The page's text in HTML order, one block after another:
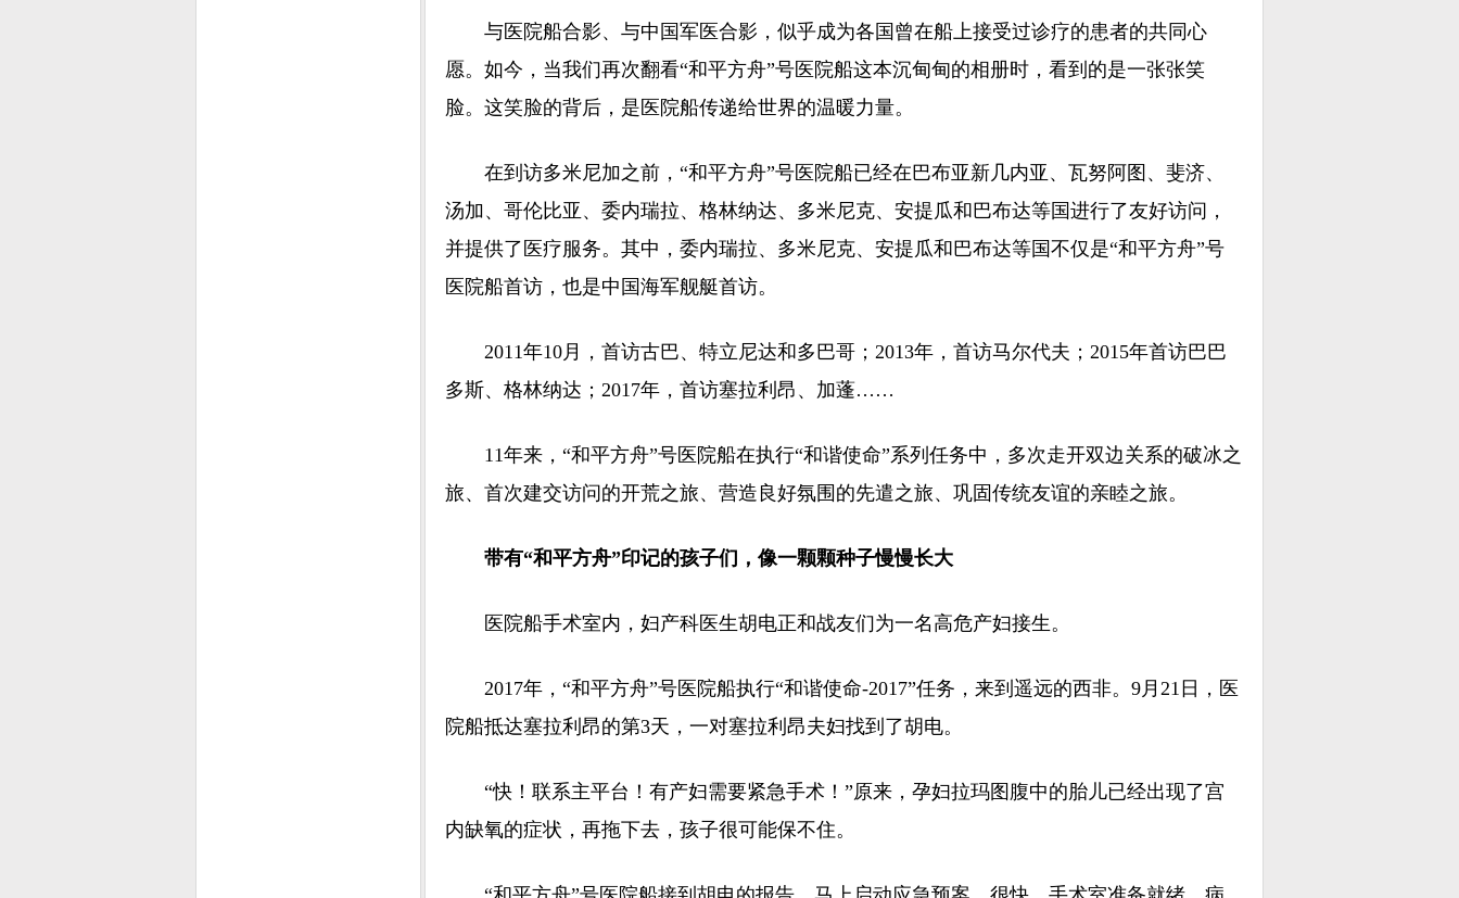
与医院船合影、与中国军医合影，似乎成为各国曾在船上接受过诊疗的患者的共同心
愿。如今，当我们再次翻看“和平方舟”号医院船这本沉甸甸的相册时，看到的是一张张笑
脸。这笑脸的背后，是医院船传递给世界的温暖力量。
在到访多米尼加之前，“和平方舟”号医院船已经在巴布亚新几内亚、瓦努阿图、斐济、
汤加、哥伦比亚、委内瑞拉、格林纳达、多米尼克、安提瓜和巴布达等国进行了友好访问，
并提供了医疗服务。其中，委内瑞拉、多米尼克、安提瓜和巴布达等国不仅是“和平方舟”号
医院船首访，也是中国海军舰艇首访。
2011年10月，首访古巴、特立尼达和多巴哥；2013年，首访马尔代夫；2015年首访巴巴
多斯、格林纳达；2017年，首访塞拉利昂、加蓬……
11年来，“和平方舟”号医院船在执行“和谐使命”系列任务中，多次走开双边关系的破冰之
旅、首次建交访问的开荒之旅、营造良好氛围的先遣之旅、巩固传统友谊的亲睦之旅。
带有“和平方舟”印记的孩子们，像一颗颗种子慢慢长大
医院船手术室内，妇产科医生胡电正和战友们为一名高危产妇接生。
2017年，“和平方舟”号医院船执行“和谐使命-2017”任务，来到遥远的西非。9月21日，医
院船抵达塞拉利昂的第3天，一对塞拉利昂夫妇找到了胡电。
“快！联系主平台！有产妇需要紧急手术！”原来，孕妇拉玛图腹中的胎儿已经出现了宫
内缺氧的症状，再拖下去，孩子很可能保不住。